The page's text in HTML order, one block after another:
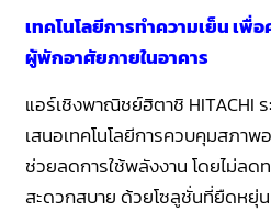
เทคโนโลยีการทำความเย็น เพื่
ผู้พักอาศัยภายในอาคาร
แอร์เชิงพาณิชย์ฮิตาชิ HITACHI
เสนอเทคโนโลยีการควบคุมสภา
ช่วยลดการใช้พลังงาน โดยไม่ล
สะดวกสบาย ด้วยโซลูชั่นที่ยืดหยุ่